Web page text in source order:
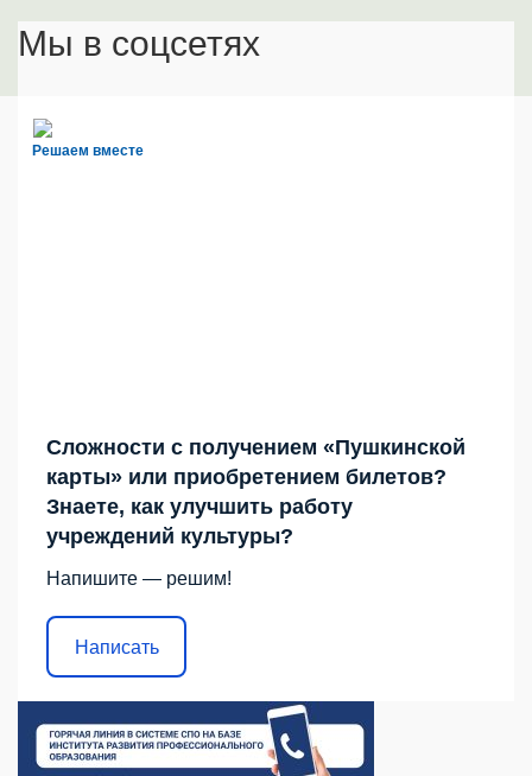
Мы в соцсетях
Решаем вместе
Сложности с получением «Пушкинской
карты» или приобретением билетов?
Знаете, как улучшить работу
учреждений культуры?
Напишите — решим!
Написать